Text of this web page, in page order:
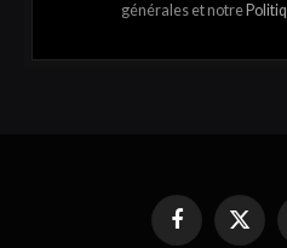
générales et notre
FacebookX